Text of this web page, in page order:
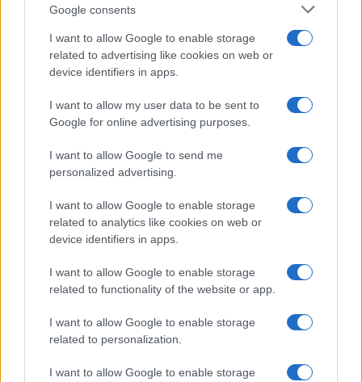
Google consents
I want to allow Google to enable storage
related to advertising like cookies on web or
device identifiers in apps.
I want to allow my user data to be sent to
Google for online advertising purposes.
I want to allow Google to send me
personalized advertising.
I want to allow Google to enable storage
related to analytics like cookies on web or
device identifiers in apps.
I want to allow Google to enable storage
related to functionality of the website or app.
I want to allow Google to enable storage
related to personalization.
I want to allow Google to enable storage
Copenhagen Fashion Week SS27: le novità che stanno
rivoluzionando la moda
Cristian Castiglioni · 8 Ago 2026